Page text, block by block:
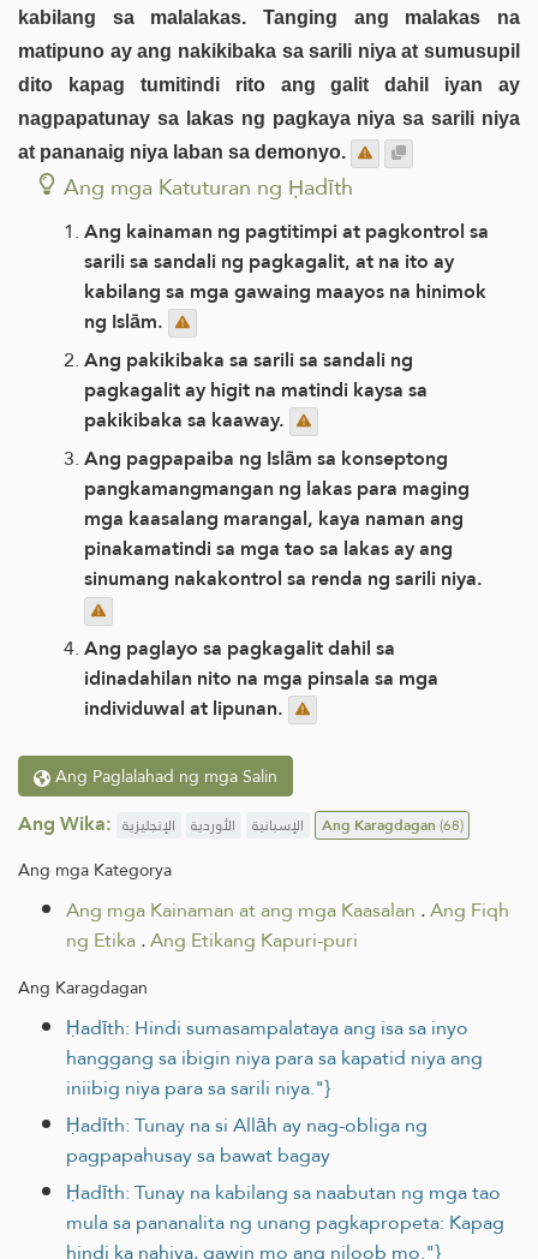
kabilang sa malalakas. Tanging ang malakas na
matipuno ay ang nakikibaka sa sarili niya at sumusupil
dito kapag tumitindi rito ang galit dahil iyan ay
nagpapatunay sa lakas ng pagkaya niya sa sarili niya
at pananaig niya laban sa demonyo.
Ang mga Katuturan ng Ḥadīth
Ang kainaman ng pagtitimpi at pagkontrol sa
sarili sa sandali ng pagkagalit, at na ito ay
kabilang sa mga gawaing maayos na hinimok
ng Islām.
Ang pakikibaka sa sarili sa sandali ng
pagkagalit ay higit na matindi kaysa sa
pakikibaka sa kaaway.
Ang pagpapaiba ng Islām sa konseptong
pangkamangmangan ng lakas para maging
mga kaasalang marangal, kaya naman ang
pinakamatindi sa mga tao sa lakas ay ang
sinumang nakakontrol sa renda ng sarili niya.
Ang paglayo sa pagkagalit dahil sa
idinadahilan nito na mga pinsala sa mga
individuwal at lipunan.
Ang Paglalahad ng mga Salin
Ang Wika: الإنجليزية الأوردية الإسبانية Ang Karagdagan(68)
Ang mga Kategorya
Ang mga Kainaman at ang mga Kaasalan .Ang Fiqh
ng Etika.Ang Etikang Kapuri-puri
Ang Karagdagan
Ḥadīth: Hindi sumasampalataya ang isa sa inyo
hanggang sa ibigin niya para sa kapatid niya ang
iniibig niya para sa sarili niya."}
Ḥadīth: Tunay na si Allāh ay nag-obliga ng
pagpapahusay sa bawat bagay
Ḥadīth: Tunay na kabilang sa naabutan ng mga tao
mula sa pananalita ng unang pagkapropeta: Kapag
hindi ka nahiya, gawin mo ang niloob mo."}